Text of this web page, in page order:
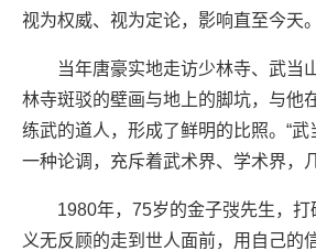
视为权威、视为定论，影响直至今天。
当年唐豪实地走访少林寺、武当
林寺斑驳的壁画与地上的脚坑，与他
练武的道人，形成了鲜明的比照。“武
一种论调，充斥着武术界、学术界，
1980年，75岁的金子弢先生，打
义无反顾的走到世人面前，用自己的